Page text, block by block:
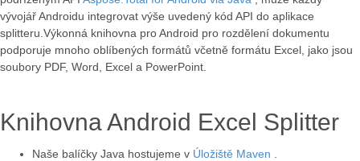
vývojář Androidu integrovat výše uvedený kód API do aplikace
splitteru.Výkonná knihovna pro Android pro rozdělení dokumentu
podporuje mnoho oblíbených formátů včetně formátu Excel, jako jsou
soubory PDF, Word, Excel a PowerPoint.
Knihovna Android Excel Splitter
Naše balíčky Java hostujeme v Úložiště Maven